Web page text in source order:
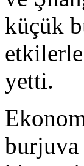
küçük
yetti.
burjuva